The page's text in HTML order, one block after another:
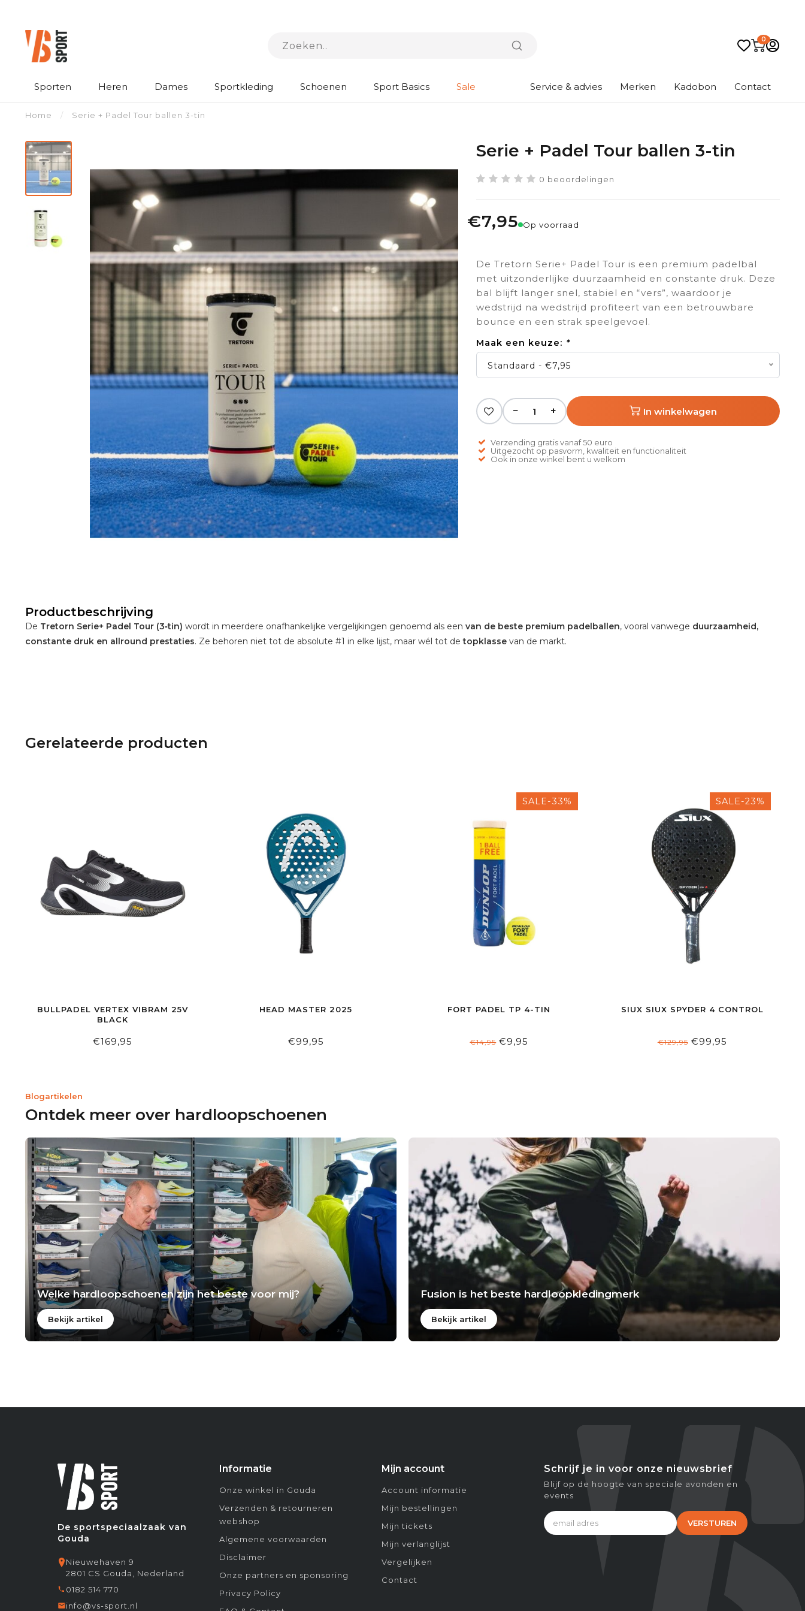
0
Sporten Heren Dames Sportkleding Schoenen Sport Basics Sale Service & advies Merken Kadobon Contact
Home / Serie + Padel Tour ballen 3-tin
Serie + Padel Tour ballen 3-tin
0 beoordelingen
€7,95 Op voorraad
De Tretorn Serie+ Padel Tour is een premium padelbal
met uitzonderlijke duurzaamheid en constante druk. Deze
bal blijft langer snel, stabiel en “vers”, waardoor je
wedstrijd na wedstrijd profiteert van een betrouwbare
bounce en een strak speelgevoel.
Maak een keuze: *
Standaard - €7,95
− + In winkelwagen
Verzending gratis vanaf 50 euro
Uitgezocht op pasvorm, kwaliteit en functionaliteit
Ook in onze winkel bent u welkom
Productbeschrijving
De Tretorn Serie+ Padel Tour (3‑tin) wordt in meerdere onafhankelijke vergelijkingen genoemd als een van de beste premium padelballen, vooral vanwege duurzaamheid,
constante druk en allround prestaties. Ze behoren niet tot de absolute #1 in elke lijst, maar wél tot detopklasse van de markt.
Gerelateerde producten
BULLPADEL VERTEX VIBRAM 25V
BLACK
€169,95
HEAD MASTER 2025
€99,95
SALE-33%
FORT PADEL TP 4-TIN
€14,95€9,95
SALE-23%
SIUX SIUX SPYDER 4 CONTROL
€129,95€99,95
Blogartikelen
Ontdek meer over hardloopschoenen
Welke hardloopschoenen zijn het beste voor mij?
Bekijk artikel
Fusion is het beste hardloopkledingmerk
Bekijk artikel
De sportspeciaalzaak van
Gouda
Nieuwehaven 9
2801 CS Gouda, Nederland
0182 514 770
info@vs-sport.nl
Informatie
Onze winkel in Gouda
Verzenden & retourneren
webshop
Algemene voorwaarden
Disclaimer
Onze partners en sponsoring
Privacy Policy
Mijn account
Account informatie
Mijn bestellingen
Mijn tickets
Mijn verlanglijst
Vergelijken
Contact
Schrijf je in voor onze nieuwsbrief
Blijf op de hoogte van speciale avonden en
events
VERSTUREN